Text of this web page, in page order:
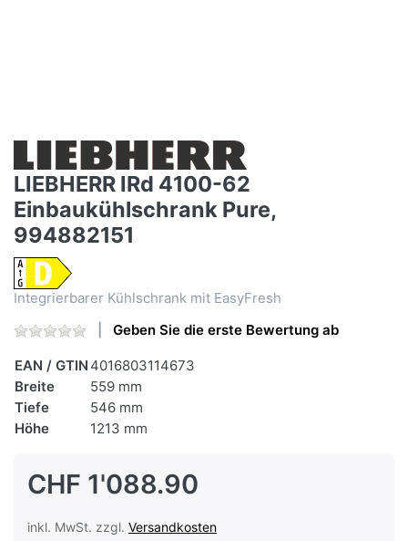
LIEBHERR IRd 4100-62
Einbaukühlschrank Pure,
994882151
Integrierbarer Kühlschrank mit EasyFresh
Geben Sie die erste Bewertung ab
EAN / GTIN 4016803114673
Breite
559 mm
Tiefe
546 mm
Höhe
1213 mm
CHF 1'088.90
inkl. MwSt. zzgl. Versandkosten